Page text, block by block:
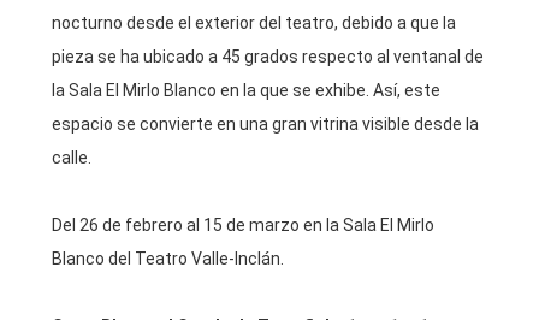
nocturno desde el exterior del teatro, debido a que la
pieza se ha ubicado a 45 grados respecto al ventanal de
la Sala El Mirlo Blanco en la que se exhibe. Así, este
espacio se convierte en una gran vitrina visible desde la
calle.
Del 26 de febrero al 15 de marzo en la Sala El Mirlo
Blanco del Teatro Valle-Inclán.